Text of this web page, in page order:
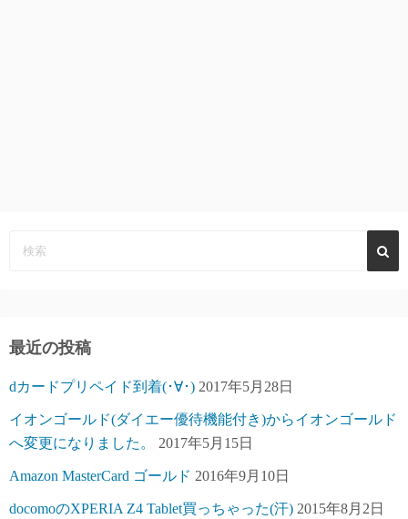
最近の投稿
dカードプリペイド到着(･∀･) 2017年5月28日
イオンゴールド(ダイエー優待機能付き)からイオンゴールド
へ変更になりました。
2017年5月15日
Amazon MasterCard ゴールド 2016年9月10日
docomoのXPERIA Z4 Tablet買っちゃった(汗) 2015年8月2日